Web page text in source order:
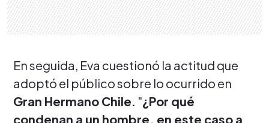
En seguida, Eva cuestionó la actitud que
adoptó el público sobre lo ocurrido en
Gran Hermano Chile. "¿Por qué
condenan a un hombre, en este caso a